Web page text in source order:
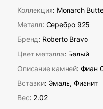
Коллекция: Monarch
Металл: Серебро 925
Бренд: Roberto Bravo
Цвет металла: Белый
Описание камней: Фиан
Вставки: Эмаль, Фианит
Вес: 2.02